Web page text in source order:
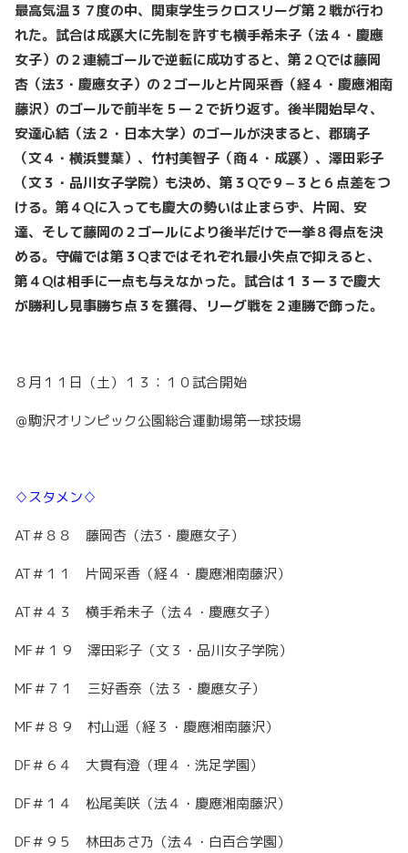
最高気温３７度の中、関東学生ラクロスリーグ第２戦が行わ
れた。試合は成蹊大に先制を許すも横手希未子（法４・慶應
女子）の２連続ゴールで逆転に成功すると、第２Qでは藤岡
杏（法3 ・慶應女子）の２ゴールと片岡采香（経４・慶應湘南
藤沢）のゴールで前半を５ー２で折り返す。後半開始早々、
安達心結（法２・日本大学） のゴールが決まると、郡璃子
（文４・横浜雙葉）、竹村美智子（商４・成蹊）、澤田彩子
（文３・品川女子学院）も決め、第３Qで９−３と６点差をつ
ける。第４Qに入っても慶大の勢いは止まらず、片岡、安
達、そして藤岡の２ゴールにより後半だけで一挙８得点を決
める。守備では第３Qまではそれぞれ最小失点で抑えると、
第４Qは相手に一点も与えなかった。試合は１３ー３で慶大
が勝利し見事勝ち点３を獲得、リーグ戦を２連勝で飾った。
８月１１日（土）１３：１０試合開始
＠駒沢オリンピック公園総合運動場第一球技場
♢スタメン♢
AT＃８８ 藤岡杏（法3・慶應女子）
AT＃１１ 片岡采香（経４・慶應湘南藤沢）
AT＃４３ 横手希未子（法４・慶應女子）
MF＃１９ 澤田彩子（文３・品川女子学院）
MF＃７１ 三好香奈（法３・慶應女子）
MF＃８９ 村山遥（経３・慶應湘南藤沢）
DF＃６４ 大貫有澄（理４・洗足学園）
DF＃１４ 松尾美咲（法４・慶應湘南藤沢）
DF＃９５ 林田あさ乃（法４・白百合学園）